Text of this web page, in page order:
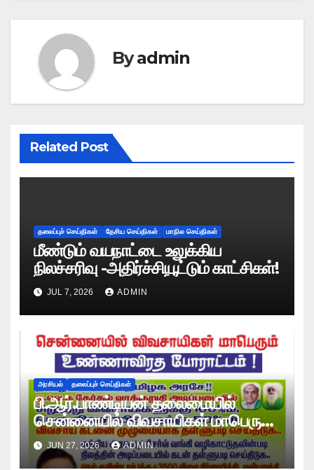
Byadmin
Related Post
தலைப்புச் செய்திகள் தேசிய செய்திகள் மாநில செய்திகள்
மீண்டும் வயநாட்டை உலுக்கிய
நிலச்சரிவு -அதிர்ச்சியூட்டும் காட்சிகள்!
JUL 7, 2026 ADMIN
அரசியல் தலைப்புச் செய்திகள்
பி.ஆர்.பாண்டியன் தலைமையில்
சென்னையில் விவசாயிகள் மாபெரும்
உண்ணாவிரத போராட்டம் !
JUN 27, 2026 ADMIN